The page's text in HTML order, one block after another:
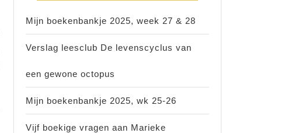
Mijn boekenbankje 2025, week 27 & 28
Verslag leesclub De levenscyclus van
een gewone octopus
Mijn boekenbankje 2025, wk 25-26
Vijf boekige vragen aan Marieke